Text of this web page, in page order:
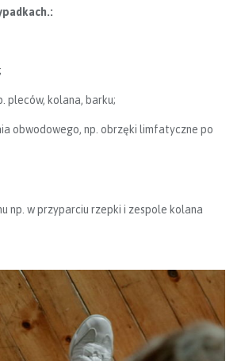
pleców, kolana, barku;
obwodowego, np. obrzęki limfatyczne po
np. w przyparciu rzepki i zespole kolana